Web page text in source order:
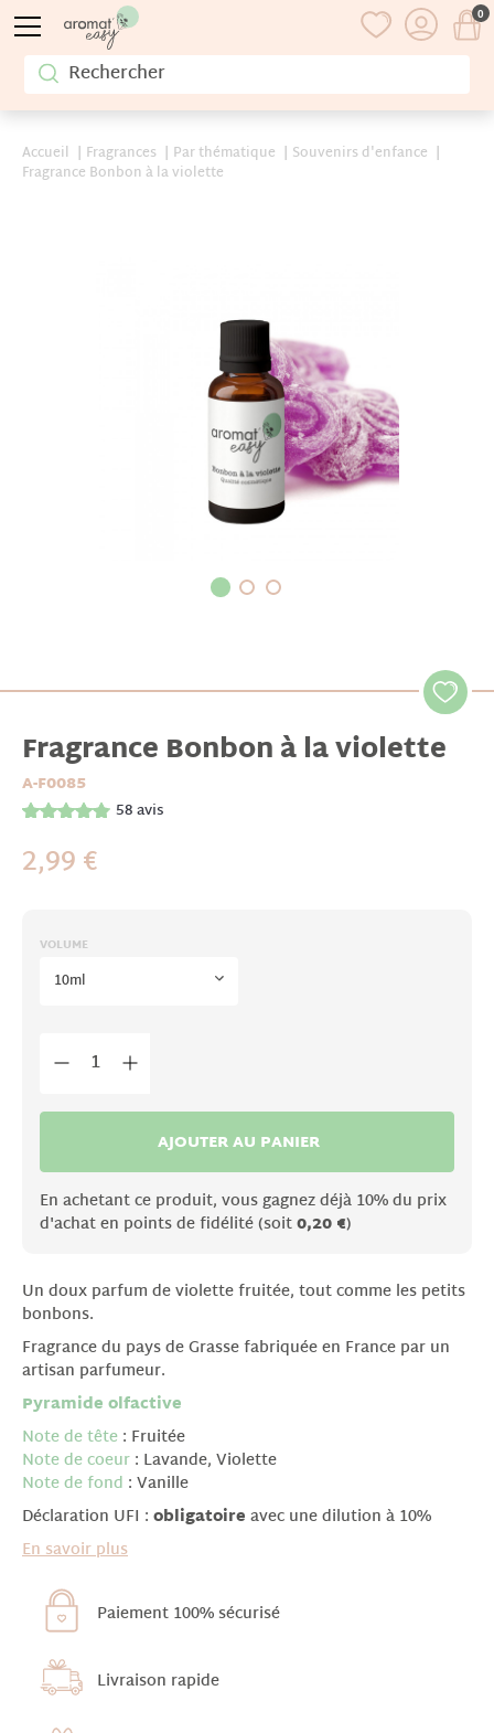
Accueil Fragrances Par thématique
Souvenirs d'enfance
Fragrance Bonbon à la violette
Fragrance Bonbon à la violette
A-F0085
58avis
2,99 €
VOLUME
10ml
AJOUTER AU PANIER
En achetant ce produit, vous gagnez déjà 10% du prix
d'achat en points de fidélité (soit0,20 €)
Un doux parfum de violette fruitée, tout comme les petits
bonbons.
Fragrance du pays de Grasse fabriquée en France par un
artisan parfumeur.
Pyramide olfactive
Note de tête : Fruitée
Note de coeur : Lavande, Violette
Note de fond : Vanille
Déclaration UFI : obligatoire avec une dilution à 10%
En savoir plus
Paiement 100% sécurisé
Livraison rapide
0